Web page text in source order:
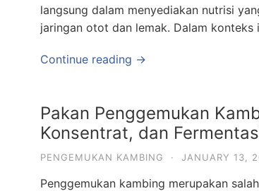
langsung dalam menyediakan nutrisi
jaringan otot dan lemak. Dalam
Continue reading →
Pakan Penggemukan
Konsentrat, dan
PENGEMUKAN KAMBING · JANUARY 13,
Penggemukan kambing merupakan